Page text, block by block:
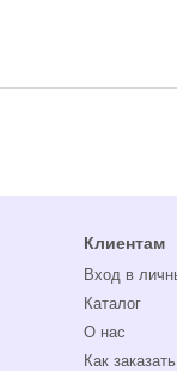
Клиентам
Вход в
Каталог
О нас
Как заказать